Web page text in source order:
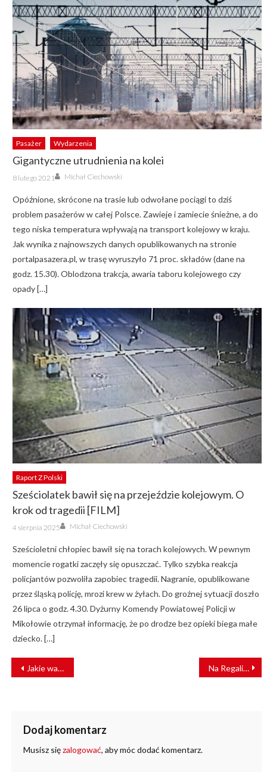
Pasażer Wydarzenia
Gigantyczne utrudnienia na kolei
Posted
on
8 lutego 2021 Author
Michał Ciechowski
Opóźnione, skrócone na trasie lub odwołane pociągi to dziś
problem pasażerów w całej Polsce. Zawieje i zamiecie śnieżne, a do
tego niska temperatura wpływają na transport kolejowy w kraju.
Jak wynika z najnowszych danych opublikowanych na stronie
portalpasazera.pl, w trasę wyruszyło 71 proc. składów (dane na
godz. 15.30). Oblodzona trakcja, awaria taboru kolejowego czy
opady […]
Raport Z Polski
Sześciolatek bawił się na przejeździe kolejowym. O
krok od tragedii [FILM]
Posted
on
4 sierpnia 2025 Author
Michał Ciechowski
Sześcioletni chłopiec bawił się na torach kolejowych. W pewnym
momencie rogatki zaczęły się opuszczać. Tylko szybka reakcja
policjantów pozwoliła zapobiec tragedii. Nagranie, opublikowane
przez śląską policję, mrozi krew w żyłach. Do groźnej sytuacji doszło
26 lipca o godz. 4.30. Dyżurny Komendy Powiatowej Policji w
Mikołowie otrzymał informację, że po drodze bez opieki biega małe
dziecko. […]
NAWIGACJA
WPISU
Jakie wagony zobaczyć można na polskich torach? Na Regalicy w Szczecinie powstanie nowy most kolejowy
Dodaj komentarz
Musisz sięzalogować, aby móc dodać komentarz.